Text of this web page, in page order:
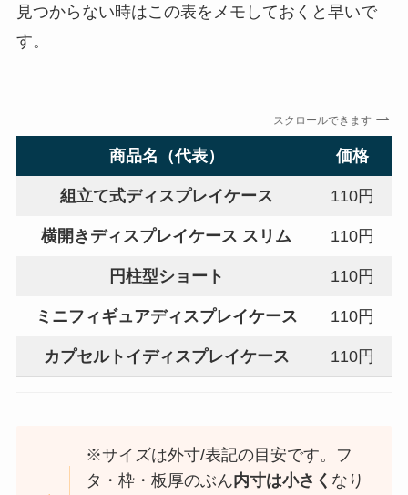
見つからない時はこの表をメモしておくと早いで
す。
スクロールできます
商品名（代表） 価格
組立て式ディスプレイケース 110円
横開きディスプレイケース スリム 110円
円柱型ショート 110円
ミニフィギュアディスプレイケース 110円
カプセルトイディスプレイケース 110円
※サイズは外寸/表記の目安です。フ
タ・枠・板厚のぶん内寸は小さく なり